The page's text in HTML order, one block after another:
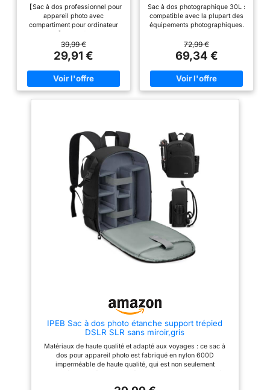
Compartiment PC
portable 14"
【Sac à dos professionnel pour
appareil photo avec
compartiment pour ordinateur
portable】 Les séparateurs
amovibles rembourrés de 6
pièces peuvent être réorganisés
et offrent une certaine protection
pour vos propres équipements
photo. Un trépied pour appareil
photo peut être fixé au fond du
sac pour appareil photo.
l'appareil photo. 【Grande
capacité】 Ce sac pour
appareil photo et objectif peut
contenir 1 objectif d'appareil
photo 6, tandis que vous
pouvez bricoler l'espace
intérieur en supprimant les
diviseurs de rembourrage épais
en fonction de vos
équipements. À l'intérieur, il y a
un compartiment dédié pour
ordinateur portable ou tablette,
iPad ou autres. Le devant du
sac à dos pour appareil photo a
(0,83 kg). Léger comme une
plume, un poids parfait à porter
pour l'aventure urbaine de la
journée. Vous pouvez vraiment
franchise de bagage à main sur
ces transporteurs aériens
internes stricts. 【Protection
et durable】 Livré avec une
39,99 €
29,91 €
Sac à dos photographique 30L :
compatible avec la plupart des
équipements photographiques.
29*22*54cm, la taille intérieure
est de 27*15,5*53cm, la taille
du compartiment supérieur est
de 21*13*18cm, la longueur de
la sangle est de 54~98cm. Les
compartiments supérieur,
intermédiaire et inférieur, avec
l'accès rapide latéral permet
d'accéder rapidement à
l'appareil photo pour
immortaliser l'instant. La grande
fermeture à glissière frontale
vous permet d'organiser votre
équipement de manière plus
intuitive et plus pratique.
Adapté à la photographie en
extérieur : le tissu est
imperméable, léger, résistant à
l'eau et à l'usure, et la housse
de pluie incluse peut protéger
votre équipement photo des
conditions météorologiques
rangement accessoires:Sac
contenir un ordinateur portable
de 16 pouces, il y a plusieurs
multifonctionnelles pour les
cartes SD, les câbles, les
batteries et d'autres
latérales en filet et des sangles
72,99 €
69,34 €
IPEB Sac à dos photo étanche support trépied
DSLR SLR sans miroir,gris
Matériaux de haute qualité et adapté aux voyages : ce sac à
dos pour appareil photo est fabriqué en nylon 600D
imperméable de haute qualité, qui est non seulement